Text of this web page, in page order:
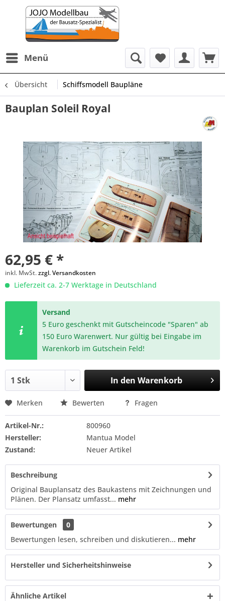
Menü
Übersicht Schiffsmodell Baupläne
Bauplan Soleil Royal
62,95 € *
inkl. MwSt.zzgl. Versandkosten
Lieferzeit ca. 2-7 Werktage in Deutschland
Versand
5 Euro geschenkt mit Gutscheincode "Sparen" ab
150 Euro Warenwert. Nur gültig bei Eingabe im
Warenkorb im Gutschein Feld!
In den Warenkorb
Merken Bewerten Fragen
Artikel-Nr.:
800960
Hersteller:
Mantua Model
Zustand:
Neuer Artikel
Beschreibung
Original Bauplansatz des Baukastens mit Zeichnungen und
Plänen. Der Plansatz umfasst... mehr
Bewertungen
0
Bewertungen lesen, schreiben und diskutieren... mehr
Hersteller und Sicherheitshinweise
Ähnliche Artikel